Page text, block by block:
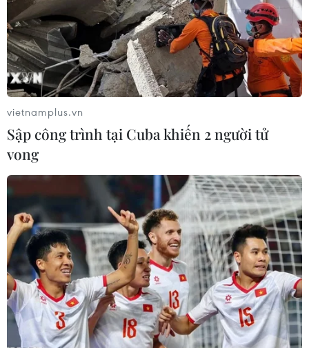
thông báo sẽ loại bỏ việc lưu hành đồng 100 bolivar,
đồng tiền mệnh giá lớn nhất tới thời điểm hiện tại ở
nước này.
Tổng thống Venezuela ra lệnh đóng cửa
biên giới với Colombia
vietnamplus.vn
Sập công trình tại Cuba khiến 2 người tử
vong